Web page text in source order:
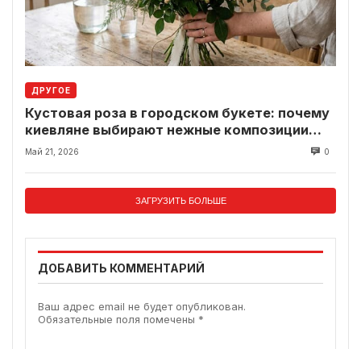
ДРУГОЕ
Кустовая роза в городском букете: почему
киевляне выбирают нежные композиции
вместо классики
Май 21, 2026 0
ЗАГРУЗИТЬ БОЛЬШЕ
ДОБАВИТЬ КОММЕНТАРИЙ
Ваш адрес email не будет опубликован.
Обязательные поля помечены *